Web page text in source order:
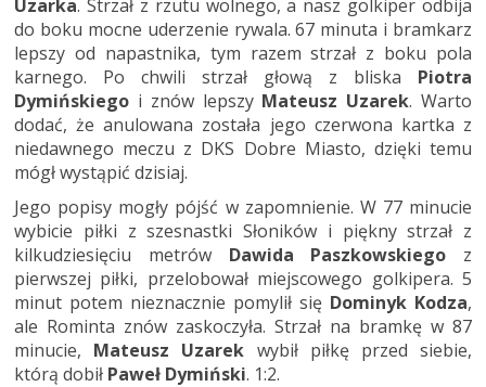
Uzarka. Strzał z rzutu wolnego, a nasz golkiper odbija
do boku mocne uderzenie rywala. 67 minuta i bramkarz
lepszy od napastnika, tym razem strzał z boku pola
karnego. Po chwili strzał głową z bliska Piotra
Dymińskiego i znów lepszy Mateusz Uzarek. Warto
dodać, że anulowana została jego czerwona kartka z
niedawnego meczu z DKS Dobre Miasto, dzięki temu
mógł wystąpić dzisiaj.
Jego popisy mogły pójść w zapomnienie. W 77 minucie
wybicie piłki z szesnastki Słoników i piękny strzał z
kilkudziesięciu metrów Dawida Paszkowskiego z
pierwszej piłki, przelobował miejscowego golkipera. 5
minut potem nieznacznie pomylił się Dominyk Kodza,
ale Rominta znów zaskoczyła. Strzał na bramkę w 87
minucie, Mateusz Uzarek wybił piłkę przed siebie,
którą dobił Paweł Dymiński. 1:2.